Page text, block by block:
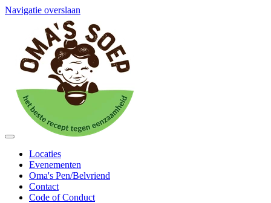
Navigatie overslaan
Locaties
Evenementen
Oma's Pen/Belvriend
Contact
Code of Conduct